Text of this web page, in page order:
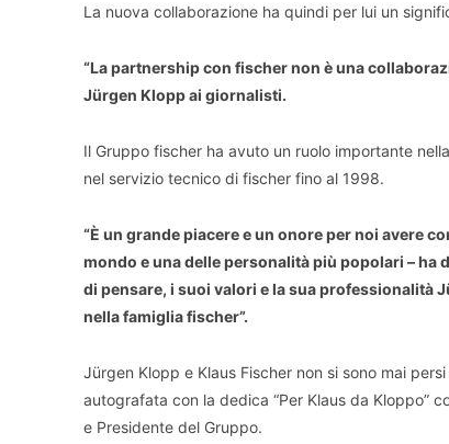
La nuova collaborazione ha quindi per lui un
“La partnership con fischer non è una
Jürgen Klopp ai giornalisti.
Il Gruppo fischer ha avuto un ruolo importante
nel servizio tecnico di fischer fino al 1998.
“È un grande piacere e un onore per noi avere
mondo e una delle personalità più popolari – ha
di pensare, i suoi valori e la sua professionalità
nella famiglia fischer”.
Jürgen Klopp e Klaus Fischer non si sono mai
autografata con la dedica “Per Klaus da Kloppo”
e Presidente del Gruppo.